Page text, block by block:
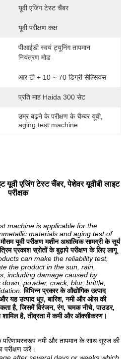
यूवी एजिंग टेस्ट चैंबर
यूवी परीक्षण कक्ष
पीआईडी ​​स्वयं ट्यूनिंग तापमान
नियंत्रण मोड
आर टी + 10 ~ 70 डिग्री सेल्सियस
प्रति माह Haida 300 सेट
उम्र बढ़ने के परीक्षण के चैम्बर यूवी,
aging test machine
यूवी एजिंग टेस्ट चैंबर, पेशेवर यूवीबी लाइट
परीक्षक
machine is applicable for the
materials and aging test of
यूवी परीक्षण मशीन अधात्विक सामग्री के सूर्य
प्रकाश स्रोतों के बुढ़ापे परीक्षण के लिए लागू
can make the reliability test,
the product in the sun, rain,
including damage caused by
powder, crack, blur, brittle,
विभिन्न प्रकार के औद्योगिक उत्पाद
यह उत्पाद धूप, बारिश, नमी और ओस की
है, जिसमें विरंजन, रंग, चमक नीचे, पाउडर,
शामिल है, तीव्रता में कमी और ऑक्सीकरण।
नमी और तापमान के साथ सूरज की
परीक्षण करें।